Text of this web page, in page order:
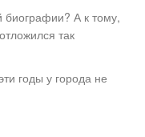
биографии? А к тому,
так
годы у города не